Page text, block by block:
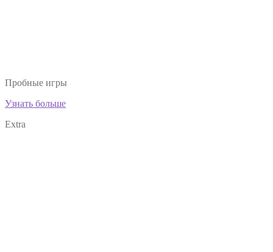
Пробные игры
Узнать больше
Extra